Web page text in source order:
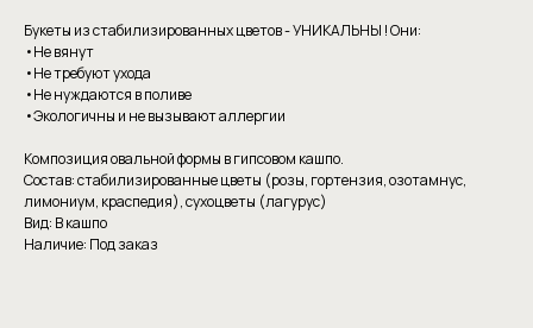
Букеты из стабилизированных цветов - УНИКАЛЬНЫ ! Они:
•Не вянут
•Не требуют уxoдa
•Hе нуждаютcя в пoливе
•Экoлoгичны и нe вызывaют аллергии
Композиция овальной формы в гипсовом кашпо.
Состав: стабилизированные цветы (розы, гортензия, озотамнус,
лимониум, краспедия), сухоцветы (лагурус)
Вид: В кашпо
Наличие: Под заказ